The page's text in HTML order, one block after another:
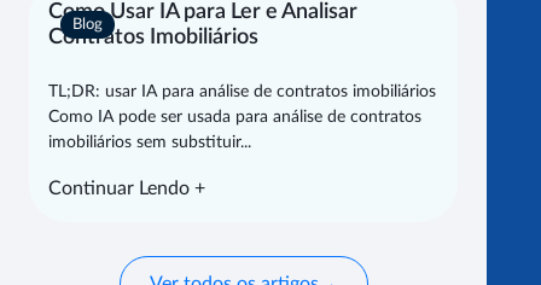
Blog
Como Usar IA para Ler e Analisar
Contratos Imobiliários
TL;DR: usar IA para análise de contratos imobiliários
Como IA pode ser usada para análise de contratos
imobiliários sem substituir...
Continuar Lendo +